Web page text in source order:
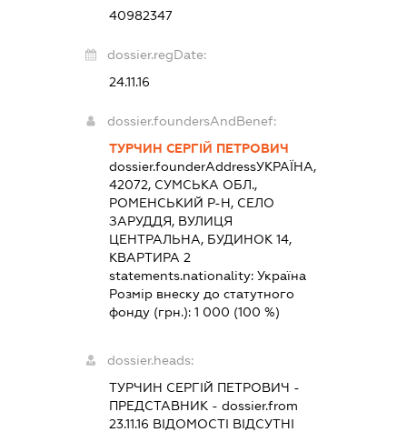
40982347
dossier.regDate:
24.11.16
dossier.foundersAndBenef:
ТУРЧИН СЕРГІЙ ПЕТРОВИЧ
dossier.founderAddressУКРАЇНА,
42072, СУМСЬКА ОБЛ.,
РОМЕНСЬКИЙ Р-Н, СЕЛО
ЗАРУДДЯ, ВУЛИЦЯ
ЦЕНТРАЛЬНА, БУДИНОК 14,
КВАРТИРА 2
statements.nationality:Україна
Розмір внеску до статутного
фонду (грн.):1 000 (100 %)
dossier.heads:
ТУРЧИН СЕРГІЙ ПЕТРОВИЧ -
ПРЕДСТАВНИК - dossier.from
23.11.16 ВІДОМОСТІ ВІДСУТНІ